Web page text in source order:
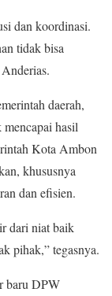
dan koordinasi.
tidak bisa
daerah,
hasil
Kota Ambon
khususnya
dan efisien.
dari niat baik
pihak,” tegasnya.
baru DPW